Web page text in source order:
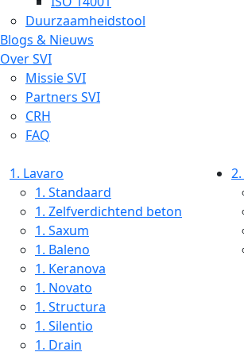
Duurzaamheidstool
Blogs & Nieuws
Over SVI
Missie SVI
Partners SVI
CRH
FAQ
1. Lavaro
1. Standaard
1. Zelfverdichtend beton
1. Saxum
1. Baleno
1. Keranova
1. Novato
1. Structura
1. Silentio
1. Drain
2.